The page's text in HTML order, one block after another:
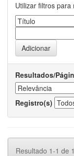
Utilizar filtros
Resultados/
Registro(s)
Resultado 1-1 de